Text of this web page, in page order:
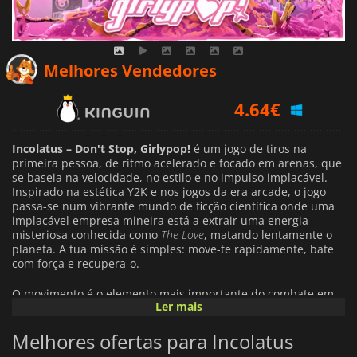
Melhores Vendedores
5.62€
13.49€
Incolatus – Don't Stop, Girlypop! é um jogo de tiros na
primeira pessoa, de ritmo acelerado e focado em arenas, que
se baseia na velocidade, no estilo e no impulso implacável.
Inspirado na estética Y2K e nos jogos da era arcade, o jogo
passa-se num vibrante mundo de ficção científica onde uma
implacável empresa mineira está a extrair uma energia
misteriosa conhecida como The Love, matando lentamente o
planeta. A tua missão é simples: move-te rapidamente, bate
com força e recupera-o.
O movimento é o elemento mais importante do combate em
. Quanto mais rápido e agressivo jogares, mais
teus danos e regenera a tua saúde, recompensando o
domínio de técnicas avançadas como o wave hopping, dash
Ler mais
Melhores ofertas para Incolatus